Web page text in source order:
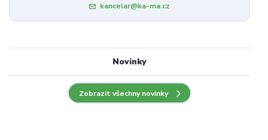
kancelar@ka-ma.cz
Novinky
Zobrazit všechny novinky